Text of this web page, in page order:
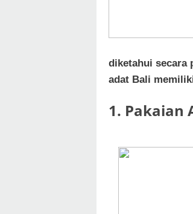
diketahui secara
adat Bali
1. Pakaian